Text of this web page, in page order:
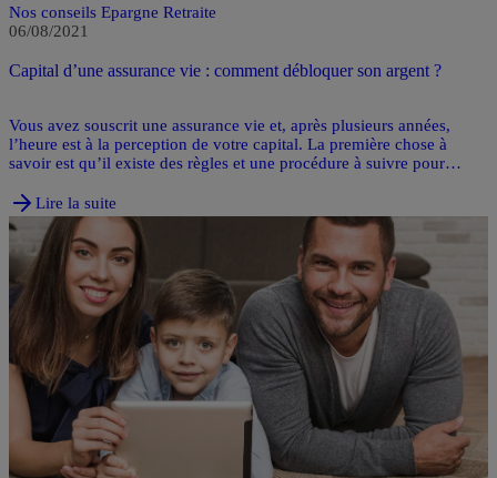
Nos conseils Epargne Retraite
06/08/2021
Capital d’une assurance vie : comment débloquer son argent ?
Vous avez souscrit une assurance vie et, après plusieurs années,
l’heure est à la perception de votre capital. La première chose à
savoir est qu’il existe des règles et une procédure à suivre pour
l’argent de votre assurance vie ? Zoom sur les démarches à effectuer
et les justificatifs à fournir.
Lire la suite